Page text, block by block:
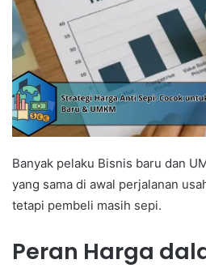
Banyak pelaku Bisnis baru dan
yang sama di awal perjalanan
tetapi pembeli masih sepi.
Peran Harga